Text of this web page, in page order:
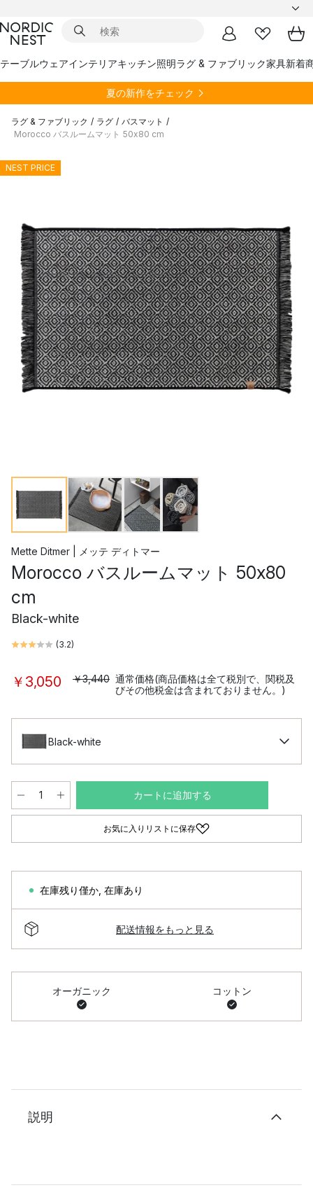
テーブルウェアインテリアキッチン照明ラグ & ファブリック家具新着
夏の新作をチェック
ラグ & ファブリック / ラグ / バスマット /
Morocco バスルームマット 50x80 cm
NEST PRICE
Mette Ditmer | メッテ ディトマー
Morocco バスルームマット 50x80
cm
Black-white
(3.2)
￥3,050 ￥3,440 通常価格(商品価格は全て税別で、関税及
びその他税金は含まれておりません。)
Black-white
カートに追加する
お気に入りリストに保存
在庫残り僅か 在庫あり
配送情報をもっと見る
オーガニック コットン
説明